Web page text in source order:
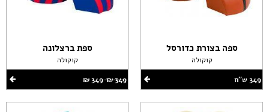
ספה בצורת כדורסל
קוקולה
349 ש''ח
ספת ברצלונה
קוקולה
349 ‏₪
349 ‏₪